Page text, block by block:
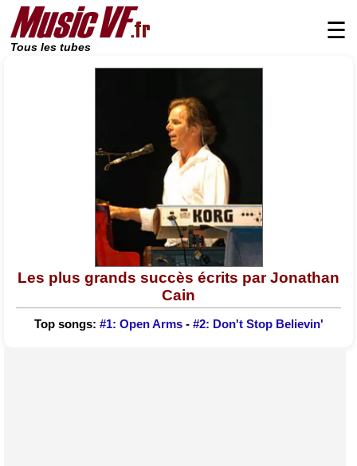
Tous les tubes
☰
Les plus grands succès écrits par Jonathan
Cain
Top songs: #1: Open Arms- #2: Don't Stop Believin'